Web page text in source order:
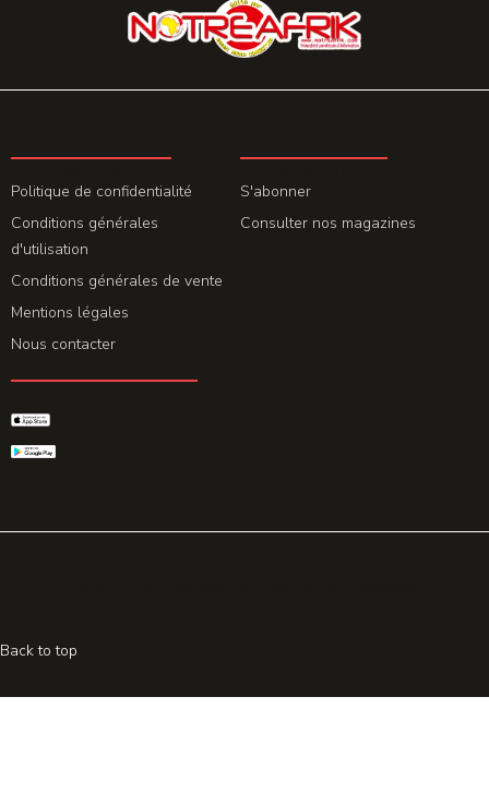
Politique de confidentialité
Conditions générales
d'utilisation
Conditions générales de vente
Mentions légales
Nous contacter
S'abonner
Consulter nos magazines
Back to top